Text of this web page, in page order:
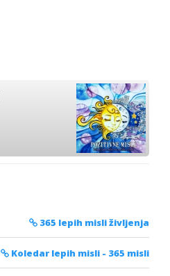
365 lepih misli življenja
Koledar lepih misli - 365 misli